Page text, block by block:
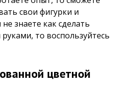
свои фигурки и
знаете как сделать
то воспользуйтесь
цветной